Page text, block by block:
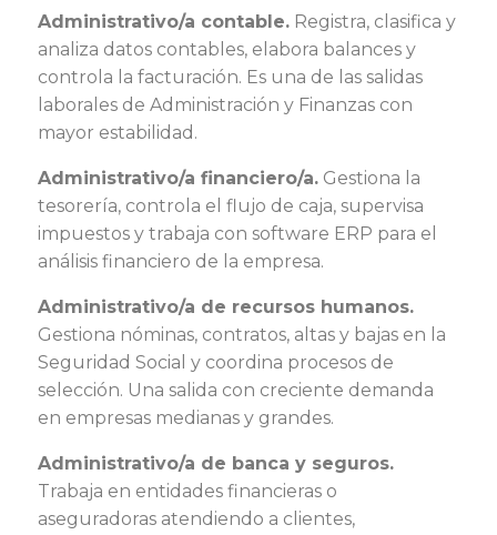
Administrativo/a contable. Registra, clasifica y
analiza datos contables, elabora balances y
controla la facturación. Es una de las salidas
laborales de Administración y Finanzas con
mayor estabilidad.
Administrativo/a financiero/a. Gestiona la
tesorería, controla el flujo de caja, supervisa
impuestos y trabaja con software ERP para el
análisis financiero de la empresa.
Administrativo/a de recursos humanos.
Gestiona nóminas, contratos, altas y bajas en la
Seguridad Social y coordina procesos de
selección. Una salida con creciente demanda
en empresas medianas y grandes.
Administrativo/a de banca y seguros.
Trabaja en entidades financieras o
aseguradoras atendiendo a clientes,